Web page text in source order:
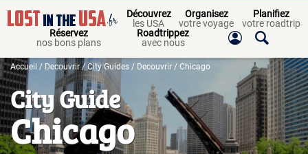
Découvrez
les USA
Organisez
votre voyage
Planifiez
votre roadtrip
Réservez
nos bons plans
Roadtrippez
avec nous
Accueil / Decouvrir/ City Guides / Decouvrir / Chicago
City Guide
Chicago